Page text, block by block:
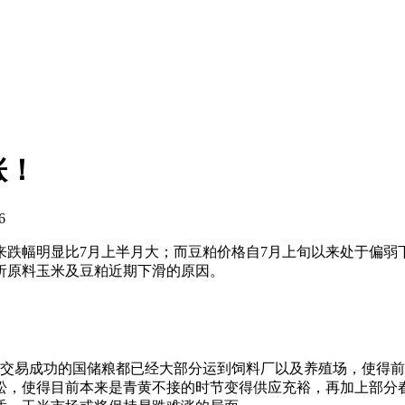
幅明显比7月上半月大；而豆粕价格自7月上旬以来处于偏
料玉米及豆粕近期下滑的原因。
易成功的国储粮都已经大部分运到饲料厂以及养殖场，使得
使得目前本来是青黄不接的时节变得供应充裕，再加上部